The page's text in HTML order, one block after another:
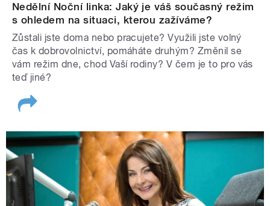
Nedělní Noční linka: Jaký je váš současný režim
s ohledem na situaci, kterou zažíváme?
Zůstali jste doma nebo pracujete? Využili jste volný
čas k dobrovolnictví, pomáháte druhým? Změnil se
vám režim dne, chod Vaší rodiny? V čem je to pro vás
teď jiné?